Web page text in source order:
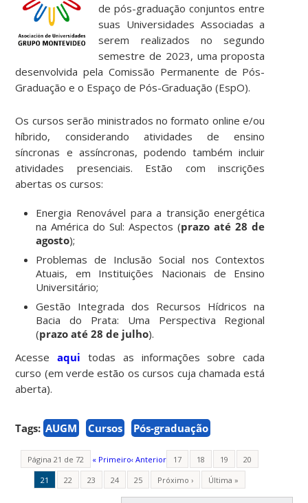
de pós-graduação conjuntos entre
suas Universidades Associadas a
serem realizados no segundo
semestre de 2023, uma proposta
desenvolvida pela Comissão Permanente de Pós-
Graduação e o Espaço de Pós-Graduação (EspO).
Os cursos serão ministrados no formato online e/ou
híbrido, considerando atividades de ensino
síncronas e assíncronas, podendo também incluir
atividades presenciais. Estão com inscrições
abertas os cursos:
Energia Renovável para a transição energética
na América do Sul: Aspectos (prazo até 28 de
agosto);
Problemas de Inclusão Social nos Contextos
Atuais, em Instituições Nacionais de Ensino
Universitário;
Gestão Integrada dos Recursos Hídricos na
Bacia do Prata: Uma Perspectiva Regional
(prazo até 28 de julho).
Acesseaqui todas as informações sobre cada
curso (em verde estão os cursos cuja chamada está
aberta).
Tags: AUGM Cursos Pós-graduação
Página 21 de 72 « Primeiro‹ Anterior 17 18 19
20
21
22 23 24 25 Próximo › Última »